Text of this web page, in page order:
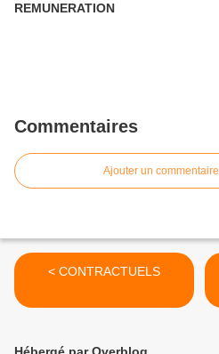
REMUNERATION
Commentaires
Ajouter un commentaire
< CONTRACTUELS